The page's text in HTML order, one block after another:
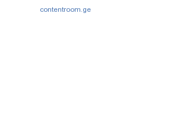
contentroom.ge